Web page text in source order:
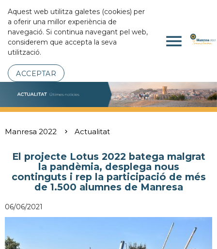
Aquest web utilitza galetes (cookies) per
a oferir una millor experiència de
navegació. Si continua navegant pel web,
considerem que accepta la seva
utilització.
ACCEPTAR
menu
Manresa 2022 Actualitat
El projecte Lotus 2022 batega malgrat
la pandèmia, desplega nous
continguts i rep la participació de més
de 1.500 alumnes de Manresa
06/06/2021